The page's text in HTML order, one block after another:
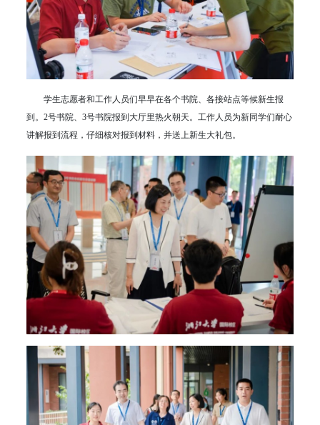
学生志愿者和工作人员们早早在各个书院、各接站点等候新生报
到。2号书院、3号书院报到大厅里热火朝天。工作人员为新同学们耐心
讲解报到流程，仔细核对报到材料，并送上新生大礼包。